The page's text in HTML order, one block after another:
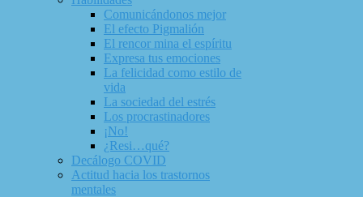
Comunicándonos mejor
El efecto Pigmalión
El rencor mina el espíritu
Expresa tus emociones
La felicidad como estilo de
vida
La sociedad del estrés
Los procrastinadores
¡No!
¿Resi…qué?
Decálogo COVID
Actitud hacia los trastornos
mentales